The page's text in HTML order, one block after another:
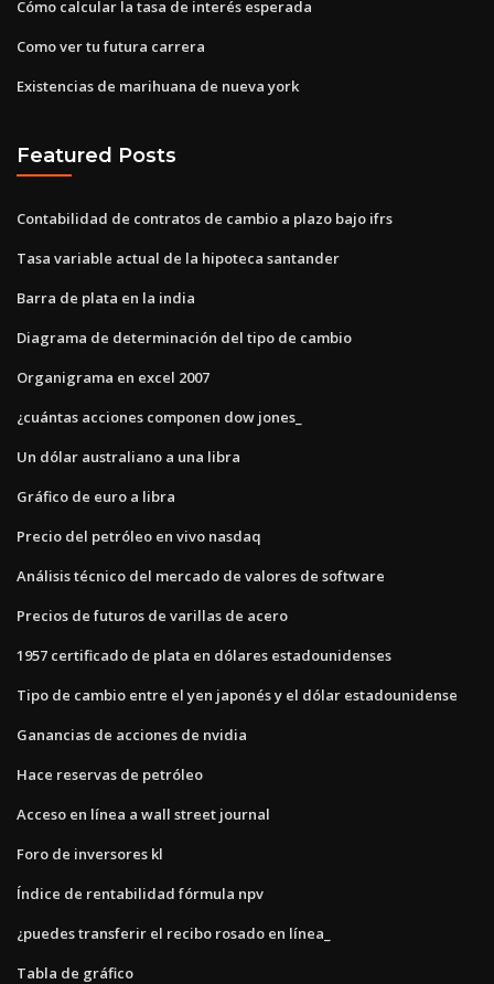
Cómo calcular la tasa de interés esperada
Como ver tu futura carrera
Existencias de marihuana de nueva york
Featured Posts
Contabilidad de contratos de cambio a plazo bajo ifrs
Tasa variable actual de la hipoteca santander
Barra de plata en la india
Diagrama de determinación del tipo de cambio
Organigrama en excel 2007
¿cuántas acciones componen dow jones_
Un dólar australiano a una libra
Gráfico de euro a libra
Precio del petróleo en vivo nasdaq
Análisis técnico del mercado de valores de software
Precios de futuros de varillas de acero
1957 certificado de plata en dólares estadounidenses
Tipo de cambio entre el yen japonés y el dólar estadounidense
Ganancias de acciones de nvidia
Hace reservas de petróleo
Acceso en línea a wall street journal
Foro de inversores kl
Índice de rentabilidad fórmula npv
¿puedes transferir el recibo rosado en línea_
Tabla de gráfico